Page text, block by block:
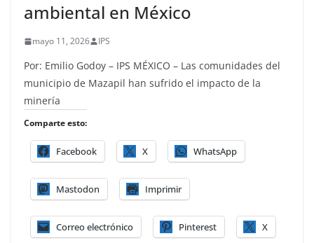
ambiental en México
mayo 11, 2026 IPS
Por: Emilio Godoy – IPS MÉXICO – Las comunidades del
municipio de Mazapil han sufrido el impacto de la
minería
Comparte esto:
Facebook X WhatsApp
Mastodon Imprimir
Correo electrónico Pinterest X